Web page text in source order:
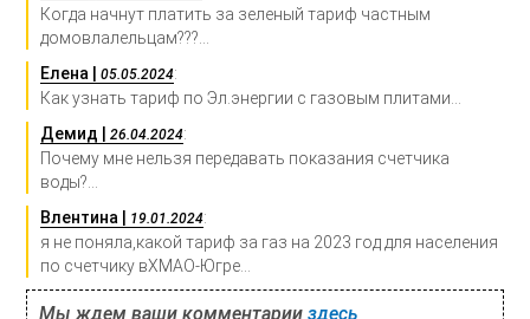
Когда начнут платить за зеленый тариф частным
домовлалельцам???...
Елена |05.05.2024:
Как узнать тариф по Эл.энергии с газовым плитами...
Демид |26.04.2024:
Почему мне нельзя передавать показания счетчика
воды?...
Влентина |
19.01.2024:
я не поняла,какой тариф за газ на 2023 год для населения
по счетчику вХМАО-Югре...
Мы ждем ваши комментарииздесь